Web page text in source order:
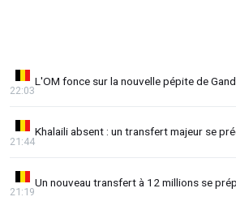
L'OM fonce sur la nouvelle pépite de Gand
22:03
Khalaili absent : un transfert majeur se
21:44
Un nouveau transfert à 12 millions se
21:19